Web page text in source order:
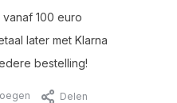
100 euro
later met Klarna
bestelling!
Delen